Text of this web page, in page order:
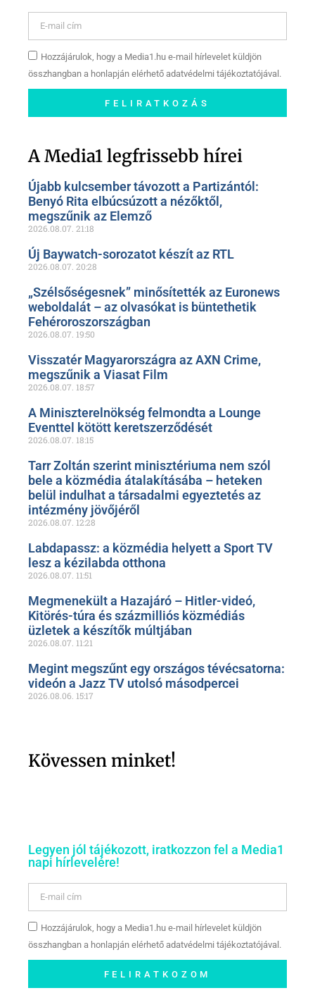
Hozzájárulok, hogy a Media1.hu e-mail hírlevelet küldjön
összhangban a honlapján elérhető adatvédelmi tájékoztatójával.
FELIRATKOZÁS
oldalunkon!
A Media1 legfrissebb hírei
Újabb kulcsember távozott a Partizántól:
Benyó Rita elbúcsúzott a nézőktől,
megszűnik az Elemző
2026.08.07. 21:18
Új Baywatch-sorozatot készít az RTL
2026.08.07. 20:28
„Szélsőségesnek” minősítették az Euronews
weboldalát – az olvasókat is büntethetik
Fehéroroszországban
2026.08.07. 19:50
Visszatér Magyarországra az AXN Crime,
megszűnik a Viasat Film
2026.08.07. 18:57
A Miniszterelnökség felmondta a Lounge
Eventtel kötött keretszerződését
2026.08.07. 18:15
Tarr Zoltán szerint minisztériuma nem szól
bele a közmédia átalakításába – heteken
belül indulhat a társadalmi egyeztetés az
intézmény jövőjéről
2026.08.07. 12:28
Labdapassz: a közmédia helyett a Sport TV
lesz a kézilabda otthona
2026.08.07. 11:51
Megmenekült a Hazajáró – Hitler-videó,
Kitörés-túra és százmilliós közmédiás
üzletek a készítők múltjában
2026.08.07. 11:21
Megint megszűnt egy országos tévécsatorna:
videón a Jazz TV utolsó másodpercei
2026.08.06. 15:17
Kövessen minket!
Legyen jól tájékozott, iratkozzon fel a Media1
napi hírlevelére!
Hozzájárulok, hogy a Media1.hu e-mail hírlevelet küldjön
összhangban a honlapján elérhető adatvédelmi tájékoztatójával.
FELIRATKOZOM